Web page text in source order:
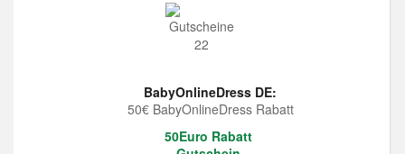
BabyOnlineDress DE:
50€ BabyOnlineDress Rabatt
50Euro Rabatt